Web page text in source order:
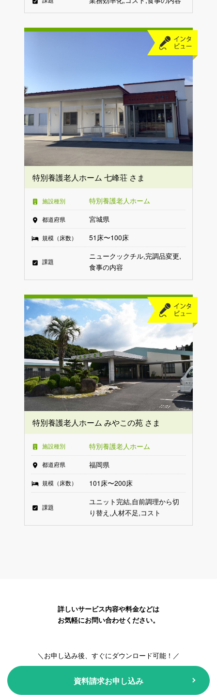
特別養護老人ホーム 七峰荘 さま
施設種別 特別養護老人ホーム
都道府県 宮城県
規模（床数） 51床〜100床
課題
ニュークックチル 完調品変更
食事の内容
特別養護老人ホーム みやこの苑 さま
施設種別 特別養護老人ホーム
都道府県 福岡県
規模（床数） 101床〜200床
課題
ユニット完結 自前調理から切
り替え 人材不足 コスト
詳しいサービス内容や料金などは
お気軽にお問い合わせください。
＼お申し込み後、すぐにダウンロード可能！／
資料請求お申し込み